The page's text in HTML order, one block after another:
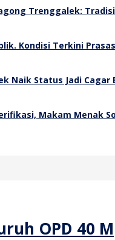
Trenggalek:
Kondisi Terkini
Naik Status Jadi Cagar
Makam Menak
OPD 40 M